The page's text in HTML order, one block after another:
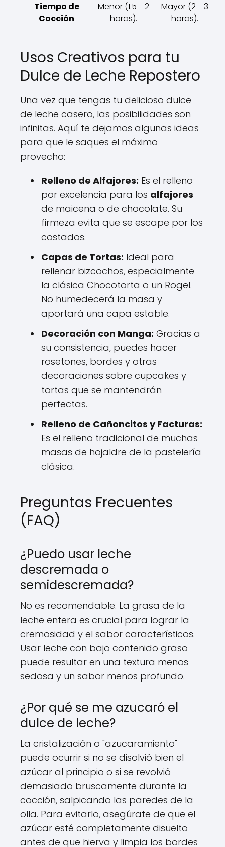
Tiempo de
Cocción
Menor (1.5 - 2
horas).
Mayor (2 - 3
horas).
Usos Creativos para tu
Dulce de Leche Repostero
Una vez que tengas tu delicioso dulce
de leche casero, las posibilidades son
infinitas. Aquí te dejamos algunas ideas
para que le saques el máximo
provecho:
Relleno de Alfajores: Es el relleno
por excelencia para los alfajores
de maicena o de chocolate. Su
firmeza evita que se escape por los
costados.
Capas de Tortas: Ideal para
rellenar bizcochos, especialmente
la clásica Chocotorta o un Rogel.
No humedecerá la masa y
aportará una capa estable.
Decoración con Manga: Gracias a
su consistencia, puedes hacer
rosetones, bordes y otras
decoraciones sobre cupcakes y
tortas que se mantendrán
perfectas.
Relleno de Cañoncitos y Facturas:
Es el relleno tradicional de muchas
masas de hojaldre de la pastelería
clásica.
Preguntas Frecuentes
(FAQ)
¿Puedo usar leche
descremada o
semidescremada?
No es recomendable. La grasa de la
leche entera es crucial para lograr la
cremosidad y el sabor característicos.
Usar leche con bajo contenido graso
puede resultar en una textura menos
sedosa y un sabor menos profundo.
¿Por qué se me azucaró el
dulce de leche?
La cristalización o "azucaramiento"
puede ocurrir si no se disolvió bien el
azúcar al principio o si se revolvió
demasiado bruscamente durante la
cocción, salpicando las paredes de la
olla. Para evitarlo, asegúrate de que el
azúcar esté completamente disuelto
antes de que hierva y limpia los bordes